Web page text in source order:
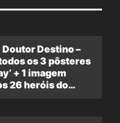
Destino –
os 3 pôsteres
+ 1 imagem
26 heróis do